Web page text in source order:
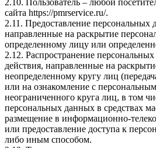
2.10. Пользователь – любой
сайта https://pmrservice.ru/.
2.11. Предоставление персональных
направленные на раскрытие
определенному лицу или
2.12. Распространение
действия, направленные на
неопределенному кругу лиц
или на ознакомление с
неограниченного круга лиц, в том
персональных данных в средствах
размещение в информационно-
или предоставление доступа к
либо иным способом.